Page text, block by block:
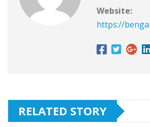
Website:
https://
RELATED STORY